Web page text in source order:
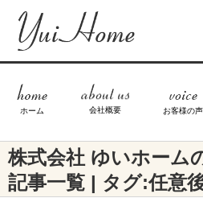
ホーム 会社概要 お客様の声
株式会社 ゆいホーム
記事一覧 | タグ:任意